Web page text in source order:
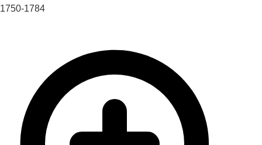
1750-1784